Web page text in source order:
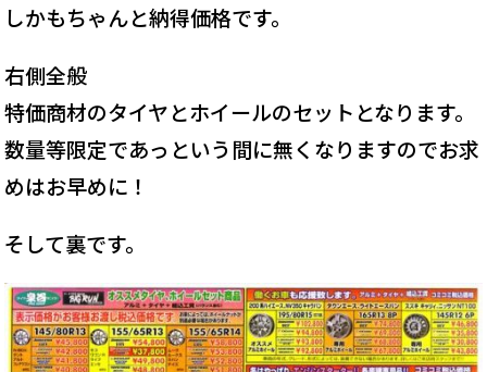
しかもちゃんと納得価格です。
右側全般
特価商材のタイヤとホイールのセットとなります。
数量等限定であっという間に無くなりますのでお求
めはお早めに！
そして裏です。